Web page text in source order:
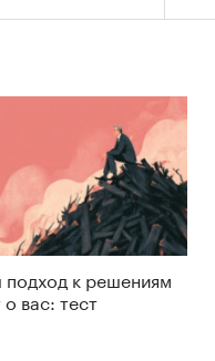
к решениям
вас: тест